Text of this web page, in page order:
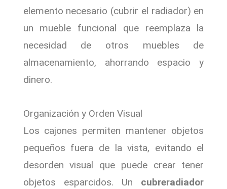
elemento necesario (cubrir el radiador) en
un mueble funcional que reemplaza la
necesidad de otros muebles de
almacenamiento, ahorrando espacio y
dinero.
Organización y Orden Visual
Los cajones permiten mantener objetos
pequeños fuera de la vista, evitando el
desorden visual que puede crear tener
objetos esparcidos. Un cubreradiador